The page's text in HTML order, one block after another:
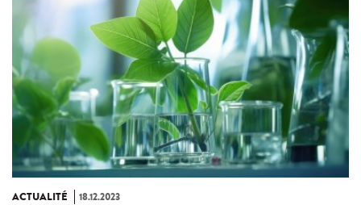
ACTUALITÉ 18.12.2023